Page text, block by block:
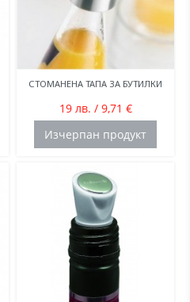
СТОМАНЕНА ТАПА ЗА БУТИЛКИ
19 лв. / 9,71 €
Изчерпан продукт